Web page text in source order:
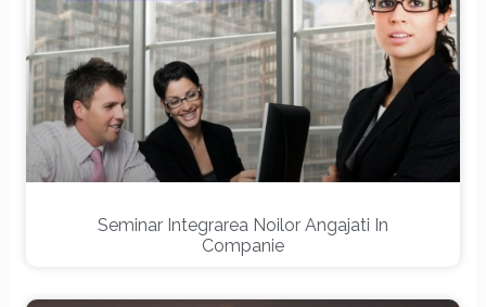
Seminar Integrarea Noilor Angajati In
Companie